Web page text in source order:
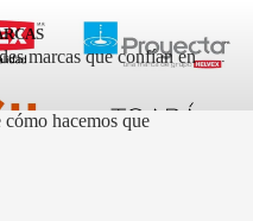
de trabajar junto a grandes marcas que confían en
hacemos que